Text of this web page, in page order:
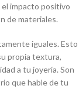
el impacto positivo
de materiales.
iguales. Esto
propia textura,
a tu joyería. Son
que hable de tu